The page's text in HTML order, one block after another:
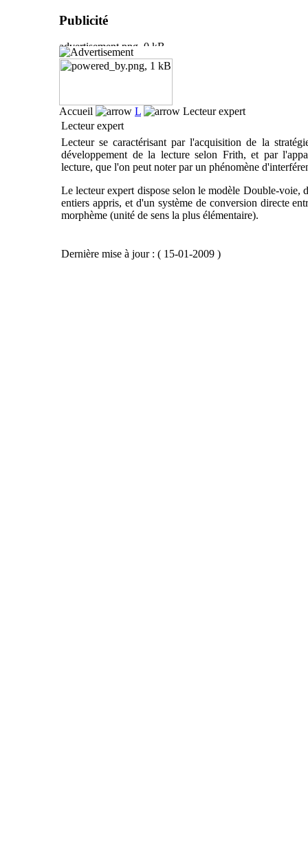
Publicité
Accueil L
Lecteur expert
Lecteur expert
Lecteur se caractérisant par l'acquisition de la
développement de la lecture selon Frith, et par
lecture, que l'on peut noter par un phénomène
Le lecteur expert dispose selon le modèle Double-voie,
entiers appris, et d'un système de conversion directe
morphème (unité de sens la plus élémentaire).
Dernière mise à jour : ( 15-01-2009 )